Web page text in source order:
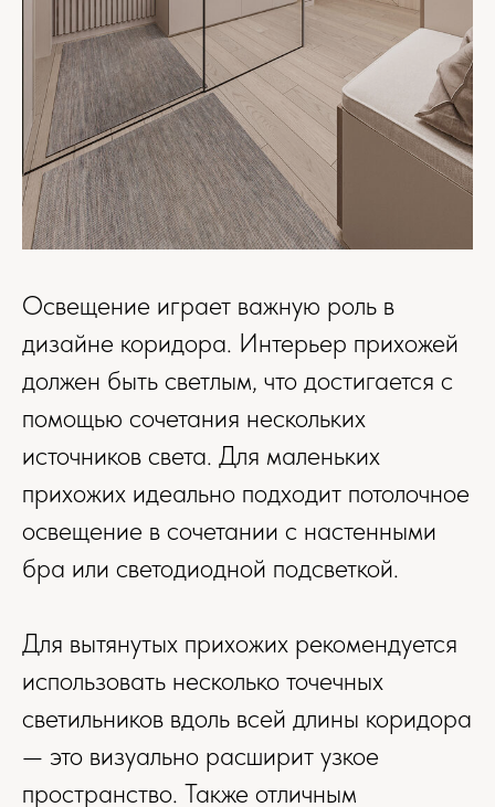
Освещение играет важную роль в
дизайне коридора. Интерьер прихожей
должен быть светлым, что достигается с
помощью сочетания нескольких
источников света. Для маленьких
прихожих идеально подходит потолочное
освещение в сочетании с настенными
бра или светодиодной подсветкой.
Для вытянутых прихожих рекомендуется
использовать несколько точечных
светильников вдоль всей длины коридора
— это визуально расширит узкое
пространство. Также отличным